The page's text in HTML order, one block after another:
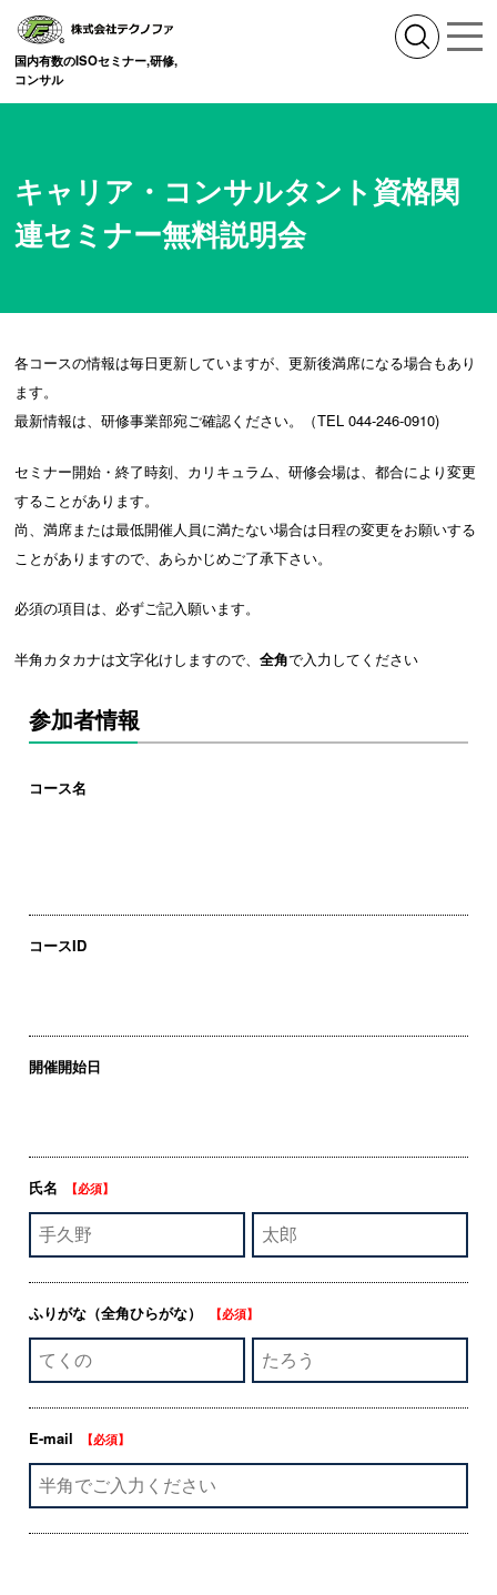
国内有数のISOセミナー,研修,
コンサル
キャリア・コンサルタント資格関
連セミナー無料説明会
各コースの情報は毎日更新していますが、更新後満席になる場合もあり
ます。
最新情報は、研修事業部宛ご確認ください。（TEL 044-246-0910)
セミナー開始・終了時刻、カリキュラム、研修会場は、都合により変更
することがあります。
尚、満席または最低開催人員に満たない場合は日程の変更をお願いする
ことがありますので、あらかじめご了承下さい。
必須の項目は、必ずご記入願います。
半角カタカナは文字化けしますので、 全角で入力してください
参加者情報
コース名
コースID
開催開始日
氏名 【必須】
ふりがな （全角ひらがな） 【必須】
E-mail 【必須】